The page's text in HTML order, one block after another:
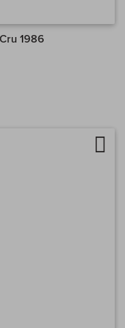
1986